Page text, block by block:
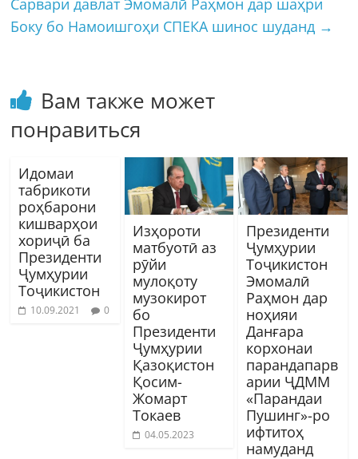
Боку бо Намоишгоҳи СПЕКА шинос шуданд →
Вам также может
понравиться
Идомаи
табрикоти
роҳбарони
кишварҳои
хориҷӣ ба
Президенти
Ҷумҳурии
Тоҷикистон
10.09.2021 0
Изҳороти
матбуотӣ аз
рӯйи
мулоқоту
музокирот
бо
Президенти
Ҷумҳурии
Қазоқистон
Қосим-
Жомарт
Токаев
04.05.2023
Президенти
Ҷумҳурии
Тоҷикистон
Эмомалӣ
Раҳмон дар
ноҳияи
Данғара
корхонаи
парандапарв
арии ҶДММ
«Парандаи
Пушинг»-ро
ифтитоҳ
намуданд